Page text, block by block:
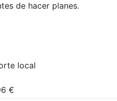
de hacer planes.
local
€